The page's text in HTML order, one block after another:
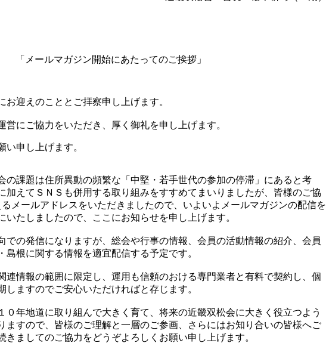
「メールマガジン開始にあたってのご挨拶」
お迎えのこととご拝察申し上げます。
営にご協力をいただき、厚く御礼を申し上げます。
い申し上げます。
の課題は住所異動の頻繁な「中堅・若手世代の参加の停滞」にあると考
加えてＳＮＳも併用する取り組みをすすめてまいりましたが、皆様のご協
メールアドレスをいただきましたので、いよいよメールマガジンの配信を
いたしましたので、ここにお知らせを申し上げます。
での発信になりますが、総会や行事の情報、会員の活動情報の紹介、会員
島根に関する情報を適宜配信する予定です。
連情報の範囲に限定し、運用も信頼のおける専門業者と有料で契約し、個
しますのでご安心いただければと存じます。
０年地道に取り組んで大きく育て、将来の近畿双松会に大きく役立つよう
ますので、皆様のご理解と一層のご参画、さらにはお知り合いの皆様へご
きましてのご協力をどうぞよろしくお願い申し上げます。